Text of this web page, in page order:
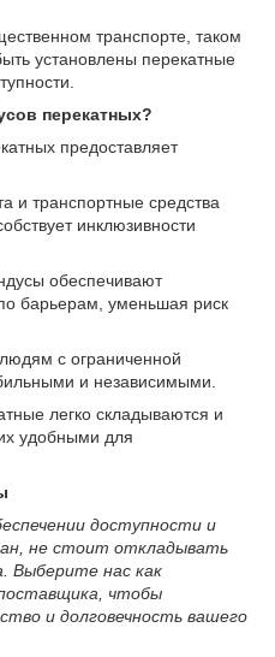
транспорте, таком
установлены перекатные
перекатных?
предоставляет
и транспортные средства
инклюзивности
обеспечивают
барьерам, уменьшая риск
с ограниченной
и независимыми.
легко складываются и
удобными для
доступности и
не стоит откладывать
Выберите нас как
чтобы
и долговечность вашего